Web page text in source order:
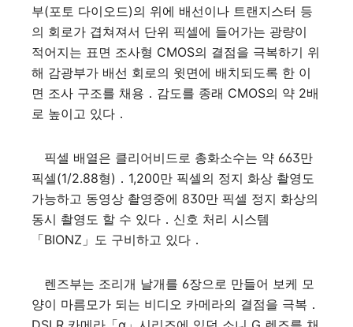
부(포토 다이오드)의 위에 배선이나 트랜지스터 등
의 회로가 겹쳐져서 단위 픽셀에 들어가는 광량이
적어지는 표면 조사형 CMOS의 결점을 극복하기 위
해 감광부가 배선 회로의 윗면에 배치되도록 한 이
면 조사 구조를 채용．감도를 종래 CMOS의 약 2배
로 높이고 있다．
픽셀 배열은 클리어비드로 총화소수는 약 663만
픽셀(1/2.88형)．1,200만 픽셀의 정지 화상 촬영도
가능하고 동영상 촬영중에 830만 픽셀 정지 화상의
동시 촬영도 할 수 있다．신호 처리 시스템
「BIONZ」도 구비하고 있다．
렌즈부는 조리개 날개를 6장으로 만들어 보케 모
양이 마름모가 되는 비디오 카메라의 결점을 극복．